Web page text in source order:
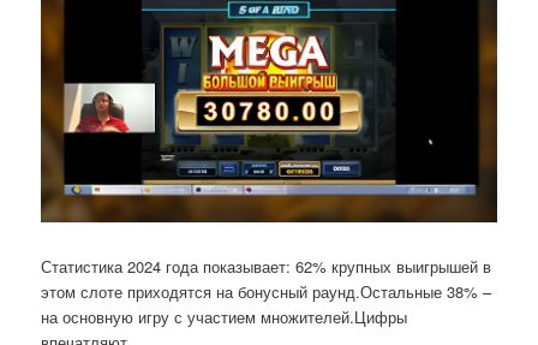
Статистика 2024 года показывает: 62% крупных выигрышей в
этом слоте приходятся на бонусный раунд.Остальные 38% –
на основную игру с участием множителей.Цифры